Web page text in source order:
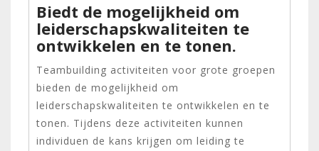
Biedt de mogelijkheid om
leiderschapskwaliteiten te
ontwikkelen en te tonen.
Teambuilding activiteiten voor grote groepen
bieden de mogelijkheid om
leiderschapskwaliteiten te ontwikkelen en te
tonen. Tijdens deze activiteiten kunnen
individuen de kans krijgen om leiding te